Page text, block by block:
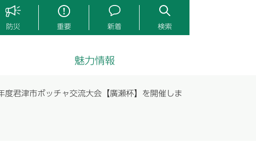
防災 重要 新着 検索
魅力情報
度君津市ボッチャ交流大会【廣瀬杯】を開催しま